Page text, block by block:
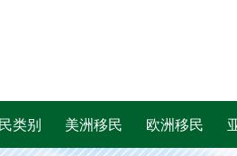
类别 美洲移民 欧洲移民